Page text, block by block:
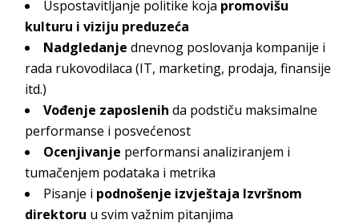
Uspostavitljanje politike koja promovišu
kulturu i viziju preduzeća
Nadgledanje dnevnog poslovanja kompanije i
rada rukovodilaca (IT, marketing, prodaja, finansije
itd.)
Vođenje zaposlenih da podstiču maksimalne
performanse i posvećenost
Ocenjivanje performansi analiziranjem i
tumačenjem podataka i metrika
Pisanje i podnošenje izvještaja Izvršnom
direktoru u svim važnim pitanjima